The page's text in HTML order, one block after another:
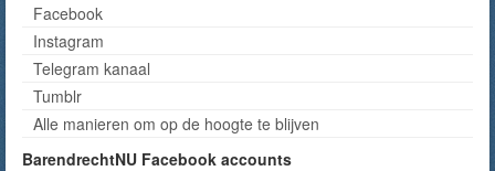
Facebook
Instagram
Telegram kanaal
Tumblr
Alle manieren om op de hoogte te blijven
BarendrechtNU Facebook accounts